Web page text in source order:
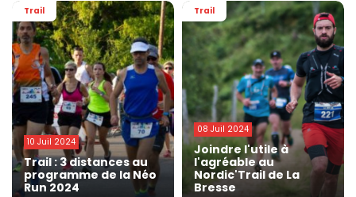
Trail
10 Juil 2024
Trail : 3 distances au
programme de la Néo
Run 2024
Trail
08 Juil 2024
Joindre l'utile à
l'agréable au
Nordic'Trail de La
Bresse